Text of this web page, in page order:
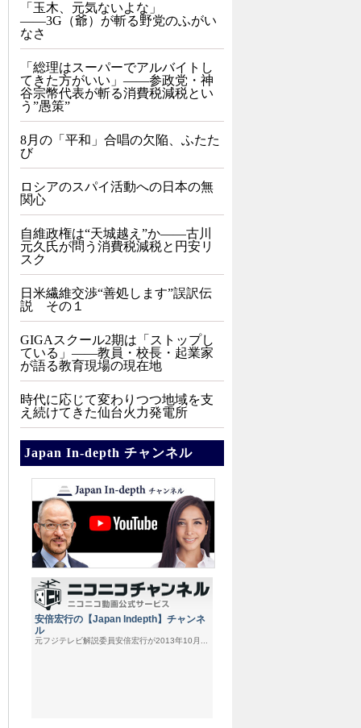
「玉木、元気ないよな」
――3G（爺）が斬る野党のふがい
なさ
「総理はスーパーでアルバイトし
てきた方がいい」――参政党・神
谷宗幣代表が斬る消費税減税とい
う”愚策”
8月の「平和」合唱の欠陥、ふたた
び
ロシアのスパイ活動への日本の無
関心
自維政権は“天城越え”か――古川
元久氏が問う消費税減税と円安リ
スク
日米繊維交渉“善処します”誤訳伝
説 その１
GIGAスクール2期は「ストップし
ている」——教員・校長・起業家
が語る教育現場の現在地
時代に応じて変わりつつ地域を支
え続けてきた仙台火力発電所
Japan In-depth チャンネル